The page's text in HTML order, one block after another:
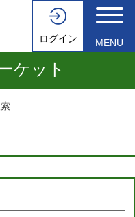
ログイン MENU
ケット